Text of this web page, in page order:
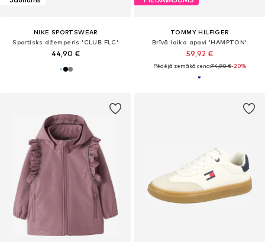
NIKE SPORTSWEAR
Sportisks džemperis 'CLUB FLC'
44,90 €
TOMMY HILFIGER
Brīvā laika apavi 'HAMPTON'
59,92 €
Pēdējā zemākā cena:74,90 €-20%